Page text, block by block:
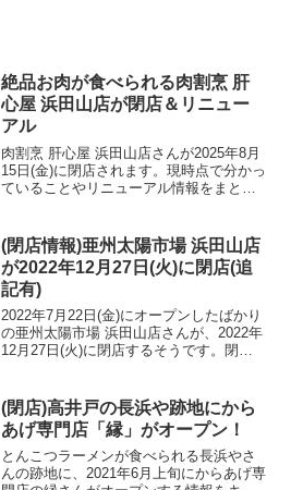
絶品お肉が食べられる肉割烹 肝
心屋 浜田山店が閉店＆リニュー
アル
肉割烹 肝心屋 浜田山店さんが2025年8月
15日(金)に閉店されます。現時点で分かっ
ていることやリニューアル情報をまとめ
(閉店情報)亜州太陽市場 浜田山店
が2022年12月27日(火)に閉店(追
記有)
2022年7月22日(金)にオープンしたばかり
の亜州太陽市場 浜田山店さんが、2022年
12月27日(火)に閉店するそうです。閉店
山店の閉店のお知らせアジアン食品を...
(閉店)高井戸の長浜や跡地にから
あげ専門店「縁」がオープン！
とんこつラーメンが食べられる長浜やさ
んの跡地に、2021年6月上旬にからあげ専